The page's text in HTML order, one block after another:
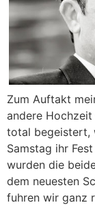
Zum Auftakt
andere
total begeistert,
Samstag ihr
wurden die
dem neuesten
fuhren wir ganz